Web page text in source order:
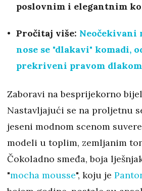
poslovnim i elegantnim
Pročitaj više: Neočekivani
nose se "dlakavi" komadi,
prekriveni pravom dlakom
Zaboravi na besprijekorno
Nastavljajući se na proljetnu
jeseni modnom scenom
modeli u toplim, zemljanim
Čokoladno smeđa, boja
"mocha mousse", koju je